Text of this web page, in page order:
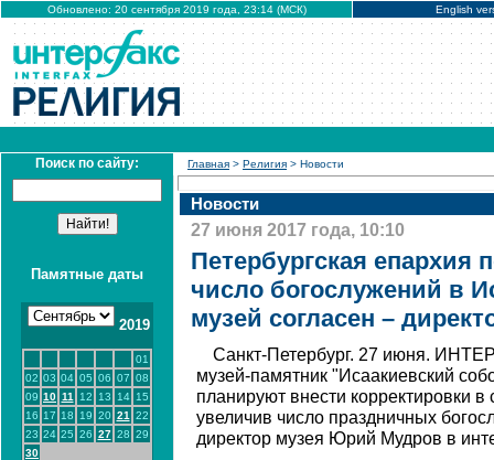
Обновлено: 20 сентября 2019 года, 23:14 (МСК) English
Поиск по сайту:
Памятные даты
2019
01
02 03 04 05 06 07 08
09 10 11 12 13 14 15
16 17 18 19 20 21
22
23 24 25 26 27 28 29
30
Главная > Религия > Новости
Новости
27 июня 2017 года, 10:10
Петербургская епархия
число богослужений в
музей согласен –
Санкт-Петербург. 27 июня.
музей-памятник "Исаакиевский
планируют внести корректировки
увеличив число праздничных
директор музея Юрий Мудров в